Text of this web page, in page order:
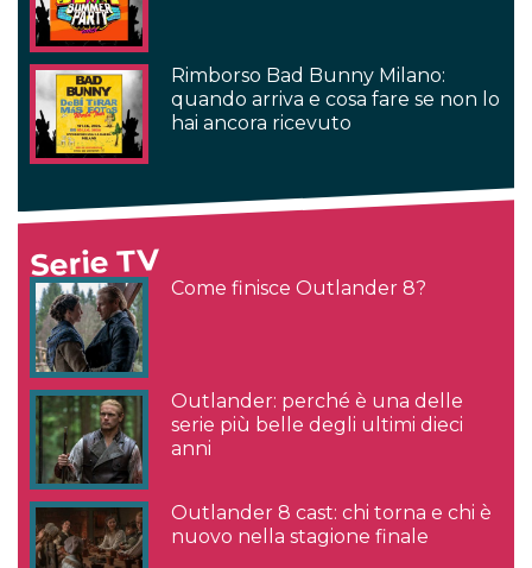
Rimborso Bad Bunny Milano:
quando arriva e cosa fare se non lo
hai ancora ricevuto
Serie TV
Come finisce Outlander 8?
Outlander: perché è una delle
serie più belle degli ultimi dieci
anni
Outlander 8 cast: chi torna e chi è
nuovo nella stagione finale